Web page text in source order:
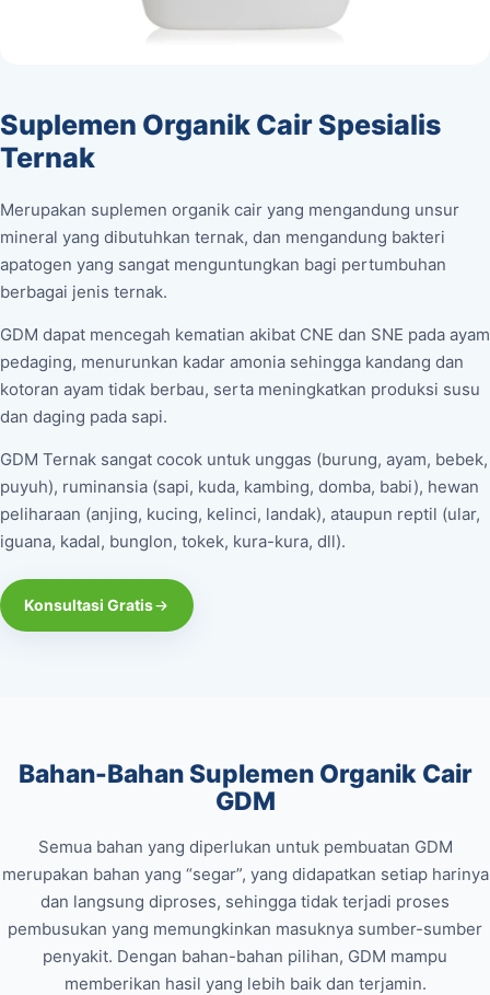
Suplemen Organik Cair Spesialis
Ternak
Merupakan suplemen organik cair yang mengandung unsur
mineral yang dibutuhkan ternak, dan mengandung bakteri
apatogen yang sangat menguntungkan bagi pertumbuhan
berbagai jenis ternak.
GDM dapat mencegah kematian akibat CNE dan SNE pada ayam
pedaging, menurunkan kadar amonia sehingga kandang dan
kotoran ayam tidak berbau, serta meningkatkan produksi susu
dan daging pada sapi.
GDM Ternak sangat cocok untuk unggas (burung, ayam, bebek,
puyuh), ruminansia (sapi, kuda, kambing, domba, babi), hewan
peliharaan (anjing, kucing, kelinci, landak), ataupun reptil (ular,
iguana, kadal, bunglon, tokek, kura-kura, dll).
Konsultasi Gratis
Bahan-Bahan Suplemen Organik Cair
GDM
Semua bahan yang diperlukan untuk pembuatan GDM
merupakan bahan yang “segar”, yang didapatkan setiap harinya
dan langsung diproses, sehingga tidak terjadi proses
pembusukan yang memungkinkan masuknya sumber-sumber
penyakit. Dengan bahan-bahan pilihan, GDM mampu
memberikan hasil yang lebih baik dan terjamin.